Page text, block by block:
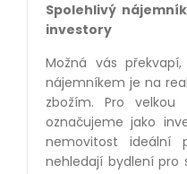
Spolehlivý
investory
Možná vás
nájemníkem je na
zbožím. Pro velkou
označujeme jako
nemovitost ideální
nehledají bydlení pro